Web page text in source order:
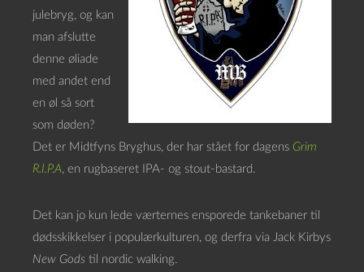
julebryg, og kan
man afslutte
denne øliade
med andet end
en øl så sort
som døden?
Det er Midtfyns Bryghus, der har stået for dagens Grim
R.I.P.A, en rugbaseret IPA- og stout-bastard.
Det kan jo kun lede værternes ensporede tankebaner til
dødsskikkelser i populærkulturen, og derfra via Jack Kirbys
New Gods til nordic walking.